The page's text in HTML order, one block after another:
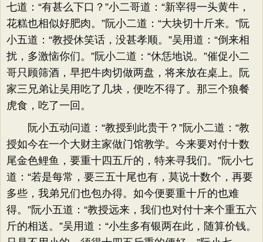
七道：“有甚么下口？”小二哥道：“新宰得一头黄牛，
花糕也相似好肥肉。”阮小二道：“大块切十斤来。”阮
小五道：“教授休笑话，没甚孝顺。”吴用道：“倒来相
扰，多激恼你们。”阮小二道：“休恁地说。”催促小二
哥只顾筛酒，早把牛肉切做两盘，将来放在桌上。阮
家三兄弟让吴用吃了几块，便吃不得了。那三个狼餐
虎食，吃了一回。
阮小五动问道：“教授到此贵干？”阮小二道：“教
授如今在一个大财主家做门馆教学。今来要对付十数
尾金色鲤鱼，要重十四五斤的，特来寻我们。”阮小七
道：“若是每常，要三五十尾也有，莫说十数个，再要
多些，我弟兄们也包办得。如今便要重十斤的也难
得。”阮小五道：“教授远来，我们也对付十来个重五六
斤的相送。”吴用道：“小生多有银两在此，随算价钱。